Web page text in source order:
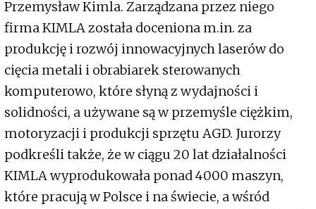
Przemysław Kimla. Zarządzana przez niego
firma KIMLA została doceniona m.in. za
produkcję i rozwój innowacyjnych laserów do
cięcia metali i obrabiarek sterowanych
komputerowo, które słyną z wydajności i
solidności, a używane są w przemyśle ciężkim,
motoryzacji i produkcji sprzętu AGD. Jurorzy
podkreśli także, że w ciągu 20 lat działalności
KIMLA wyprodukowała ponad 4000 maszyn,
które pracują w Polsce i na świecie, a wśród